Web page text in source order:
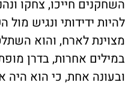
השחקנים חייכו, צחקו
להיות ידידותי ונגיש
מצוינת לארח, והוא
במילים אחרות, בדרן
ובעונה אחת, כי הוא